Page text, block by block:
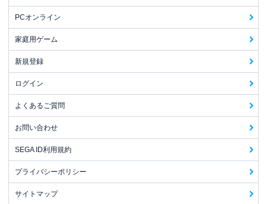
PCオンライン
家庭用ゲーム
新規登録
ログイン
よくあるご質問
お問い合わせ
SEGA ID利用規約
プライバシーポリシー
サイトマップ